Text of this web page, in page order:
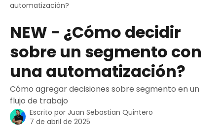
automatización?
NEW - ¿Cómo decidir
sobre un segmento con
una automatización?
Cómo agregar decisiones sobre segmento en un
flujo de trabajo
Escrito por Juan Sebastian Quintero
7 de abril de 2025